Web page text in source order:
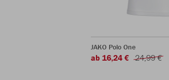
JAKO Polo One
ab 16,24 € 24,99 €